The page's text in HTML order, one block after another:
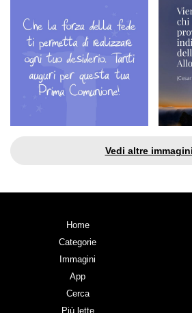
Vedi altre
Home
Categorie
Immagini
App
Cerca
Più lette